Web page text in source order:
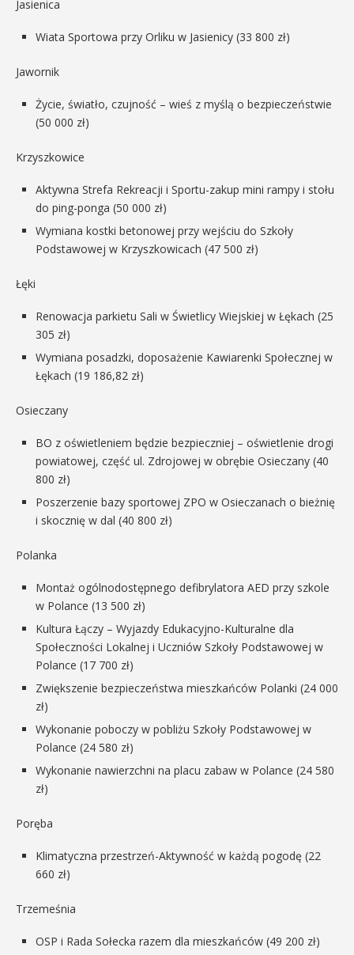
Jasienica
Wiata Sportowa przy Orliku w Jasienicy (33 800 zł)
Jawornik
Życie, światło, czujność – wieś z myślą o bezpieczeństwie
(50 000 zł)
Krzyszkowice
Aktywna Strefa Rekreacji i Sportu-zakup mini rampy i stołu
do ping-ponga (50 000 zł)
Wymiana kostki betonowej przy wejściu do Szkoły
Podstawowej w Krzyszkowicach (47 500 zł)
Łęki
Renowacja parkietu Sali w Świetlicy Wiejskiej w Łękach (25
305 zł)
Wymiana posadzki, doposażenie Kawiarenki Społecznej w
Łękach (19 186,82 zł)
Osieczany
BO z oświetleniem będzie bezpieczniej – oświetlenie drogi
powiatowej, część ul. Zdrojowej w obrębie Osieczany (40
800 zł)
Poszerzenie bazy sportowej ZPO w Osieczanach o bieżnię
i skocznię w dal (40 800 zł)
Polanka
Montaż ogólnodostępnego defibrylatora AED przy szkole
w Polance (13 500 zł)
Kultura Łączy – Wyjazdy Edukacyjno-Kulturalne dla
Społeczności Lokalnej i Uczniów Szkoły Podstawowej w
Polance (17 700 zł)
Zwiększenie bezpieczeństwa mieszkańców Polanki (24 000
zł)
Wykonanie poboczy w pobliżu Szkoły Podstawowej w
Polance (24 580 zł)
Wykonanie nawierzchni na placu zabaw w Polance (24 580
zł)
Poręba
Klimatyczna przestrzeń-Aktywność w każdą pogodę (22
660 zł)
Trzemeśnia
OSP i Rada Sołecka razem dla mieszkańców (49 200 zł)